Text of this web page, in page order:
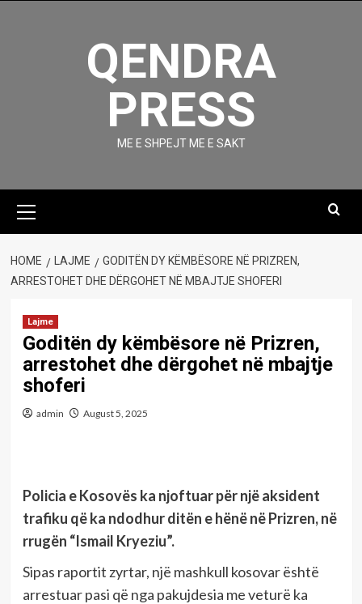
QENDRA
PRESS
ME E SHPEJT ME E SAKT
Menu
HOME LAJME
GODITËN DY KËMBËSORE NË PRIZREN,
ARRESTOHET DHE DËRGOHET NË MBAJTJE SHOFERI
Lajme
Goditën dy këmbësore në Prizren,
arrestohet dhe dërgohet në mbajtje
shoferi
admin August 5, 2025
Policia e Kosovës ka njoftuar për një aksident
trafiku që ka ndodhur ditën e hënë në Prizren, në
rrugën “Ismail Kryeziu”.
Sipas raportit zyrtar, një mashkull kosovar është
arrestuar pasi që nga pakujdesia me veturë ka